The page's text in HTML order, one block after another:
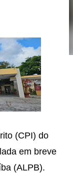
(CPI) do
em breve
(ALPB).